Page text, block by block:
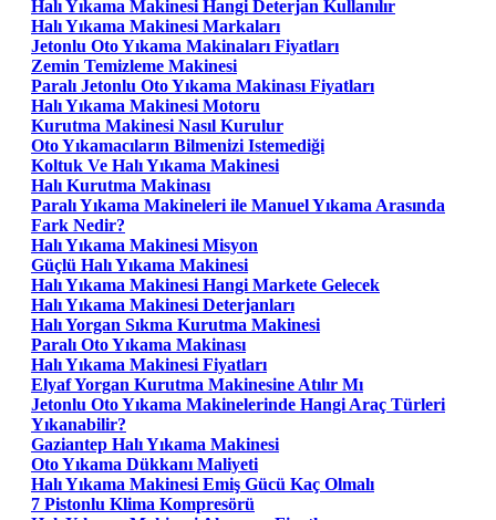
Halı Yıkama Makinesi Hangi Deterjan Kullanılır
Halı Yıkama Makinesi Markaları
Jetonlu Oto Yıkama Makinaları Fiyatları
Zemin Temizleme Makinesi
Paralı Jetonlu Oto Yıkama Makinası Fiyatları
Halı Yıkama Makinesi Motoru
Kurutma Makinesi Nasıl Kurulur
Oto Yıkamacıların Bilmenizi Istemediği
Koltuk Ve Halı Yıkama Makinesi
Halı Kurutma Makinası
Paralı Yıkama Makineleri ile Manuel Yıkama Arasında
Fark Nedir?
Halı Yıkama Makinesi Misyon
Güçlü Halı Yıkama Makinesi
Halı Yıkama Makinesi Hangi Markete Gelecek
Halı Yıkama Makinesi Deterjanları
Halı Yorgan Sıkma Kurutma Makinesi
Paralı Oto Yıkama Makinası
Halı Yıkama Makinesi Fiyatları
Elyaf Yorgan Kurutma Makinesine Atılır Mı
Jetonlu Oto Yıkama Makinelerinde Hangi Araç Türleri
Yıkanabilir?
Gaziantep Halı Yıkama Makinesi
Oto Yıkama Dükkanı Maliyeti
Halı Yıkama Makinesi Emiş Gücü Kaç Olmalı
7 Pistonlu Klima Kompresörü